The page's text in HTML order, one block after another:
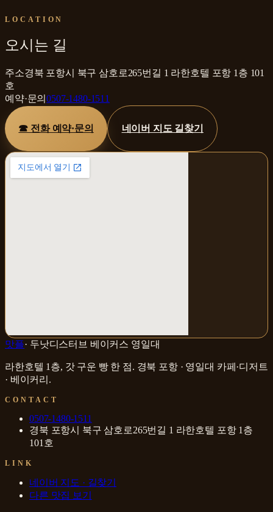
LOCATION
오시는 길
주소경북 포항시 북구 삼호로265번길 1 라한호텔 포항 1층 101
호
예약·문의0507-1480-1511
☎ 전화 예약·문의 네이버 지도 길찾기
맛플· 두낫디스터브 베이커스 영일대
라한호텔 1층, 갓 구운 빵 한 점. 경북 포항 · 영일대 카페·디저트
· 베이커리 .
CONTACT
0507-1480-1511
경북 포항시 북구 삼호로265번길 1 라한호텔 포항 1층
101호
LINK
네이버 지도 · 길찾기
다른 맛집 보기